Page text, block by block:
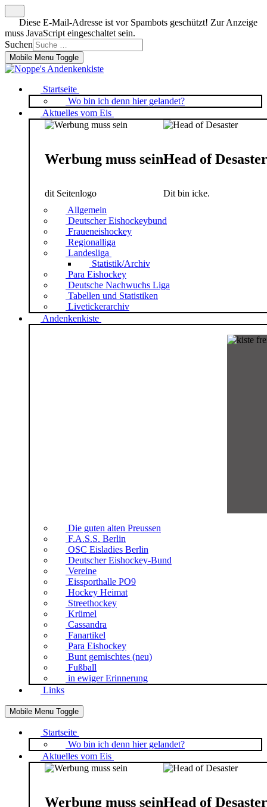
Diese E-Mail-Adresse ist vor Spambots geschützt! Zur Anzeige
muss JavaScript eingeschaltet sein.
Suchen
Mobile Menu Toggle
Startseite
Wo bin ich denn hier gelandet?
Aktuelles vom Eis
Werbung muss sein
dit Seitenlogo
Head of Desaster
Dit bin icke.
Allgemein
Deutscher Eishockeybund
Fraueneishockey
Regionalliga
Landesliga
Statistik/Archiv
Para Eishockey
Deutsche Nachwuchs Liga
Tabellen und Statistiken
Livetickerarchiv
Andenkenkiste
Die guten alten Preussen
F.A.S.S. Berlin
OSC Eisladies Berlin
Deutscher Eishockey-Bund
Vereine
Eissporthalle PO9
Hockey Heimat
Streethockey
Krümel
Cassandra
Fanartikel
Para Eishockey
Bunt gemischtes (neu)
Fußball
in ewiger Erinnerung
Links
Mobile Menu Toggle
Startseite
Wo bin ich denn hier gelandet?
Aktuelles vom Eis
Werbung muss seinHead of Desaster